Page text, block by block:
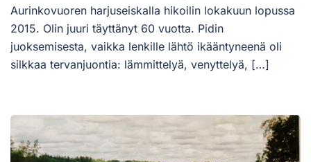
Aurinkovuoren harjuseiskalla hikoilin lokakuun lopussa
2015. Olin juuri täyttänyt 60 vuotta. Pidin
juoksemisesta, vaikka lenkille lähtö ikääntyneenä oli
silkkaa tervanjuontia: lämmittelyä, venyttelyä, […]